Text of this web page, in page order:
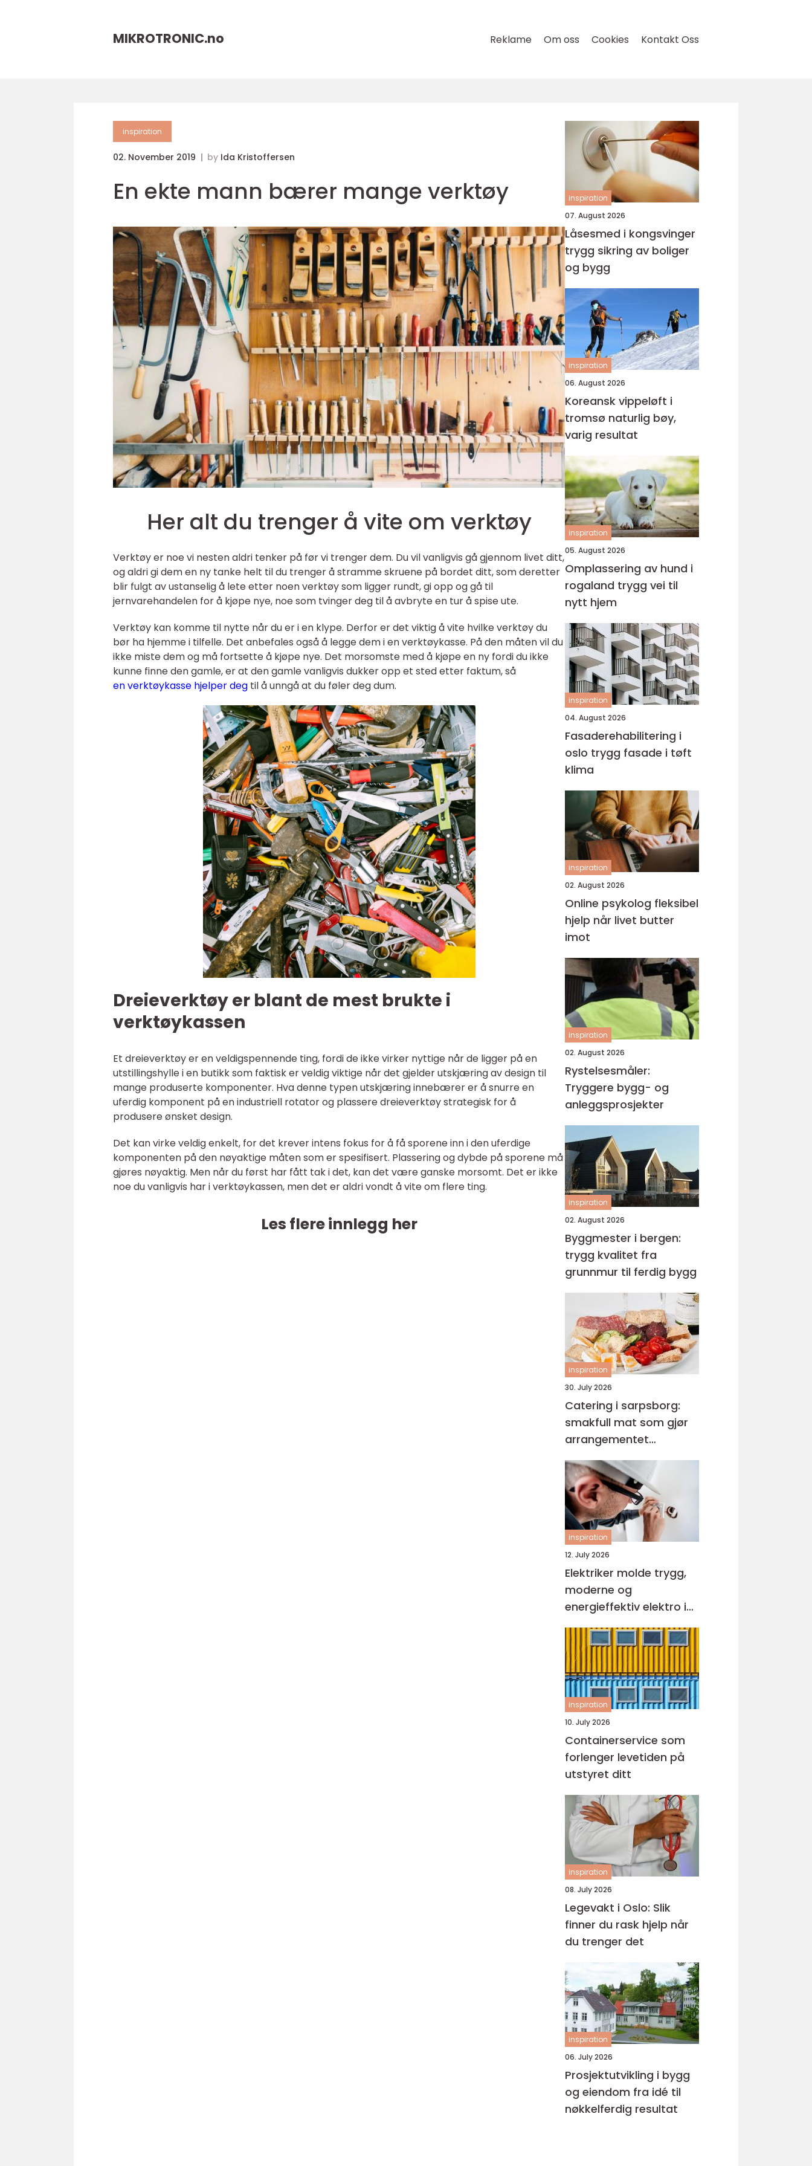
MIKROTRONIC.no Reklame Om oss Cookies Kontakt Oss
inspiration
02. November 2019 by Ida Kristoffersen
En ekte mann bærer mange verktøy
Her alt du trenger å vite om verktøy
Verktøy er noe vi nesten aldri tenker på før vi trenger dem. Du vil vanligvis gå gjennom livet ditt,
og aldri gi dem en ny tanke helt til du trenger å stramme skruene på bordet ditt, som deretter
blir fulgt av ustanselig å lete etter noen verktøy som ligger rundt, gi opp og gå til
jernvarehandelen for å kjøpe nye, noe som tvinger deg til å avbryte en tur å spise ute.
Verktøy kan komme til nytte når du er i en klype. Derfor er det viktig å vite hvilke verktøy du
bør ha hjemme i tilfelle. Det anbefales også å legge dem i en verktøykasse. På den måten vil du
ikke miste dem og må fortsette å kjøpe nye. Det morsomste med å kjøpe en ny fordi du ikke
kunne finne den gamle, er at den gamle vanligvis dukker opp et sted etter faktum, så
en verktøykasse hjelper deg til å unngå at du føler deg dum.
Dreieverktøy er blant de mest brukte i
verktøykassen
Et dreieverktøy er en veldigspennende ting, fordi de ikke virker nyttige når de ligger på en
utstillingshylle i en butikk som faktisk er veldig viktige når det gjelder utskjæring av design til
mange produserte komponenter. Hva denne typen utskjæring innebærer er å snurre en
uferdig komponent på en industriell rotator og plassere dreieverktøy strategisk for å
produsere ønsket design.
Det kan virke veldig enkelt, for det krever intens fokus for å få sporene inn i den uferdige
komponenten på den nøyaktige måten som er spesifisert. Plassering og dybde på sporene må
gjøres nøyaktig. Men når du først har fått tak i det, kan det være ganske morsomt. Det er ikke
noe du vanligvis har i verktøykassen, men det er aldri vondt å vite om flere ting.
Les flere innlegg her
inspiration
07. August 2026
Låsesmed i kongsvinger
trygg sikring av boliger
og bygg
inspiration
06. August 2026
Koreansk vippeløft i
tromsø naturlig bøy,
varig resultat
inspiration
05. August 2026
Omplassering av hund i
rogaland trygg vei til
nytt hjem
inspiration
04. August 2026
Fasaderehabilitering i
oslo trygg fasade i tøft
klima
inspiration
02. August 2026
Online psykolog fleksibel
hjelp når livet butter
imot
inspiration
02. August 2026
Rystelsesmåler:
Tryggere bygg- og
anleggsprosjekter
inspiration
02. August 2026
Byggmester i bergen:
trygg kvalitet fra
grunnmur til ferdig bygg
inspiration
30. July 2026
Catering i sarpsborg:
smakfull mat som gjør
arrangementet
komplett
inspiration
12. July 2026
Elektriker molde trygg,
moderne og
energieffektiv elektro i
hverdagen
inspiration
10. July 2026
Containerservice som
forlenger levetiden på
utstyret ditt
inspiration
08. July 2026
Legevakt i Oslo: Slik
finner du rask hjelp når
du trenger det
inspiration
06. July 2026
Prosjektutvikling i bygg
og eiendom fra idé til
nøkkelferdig resultat